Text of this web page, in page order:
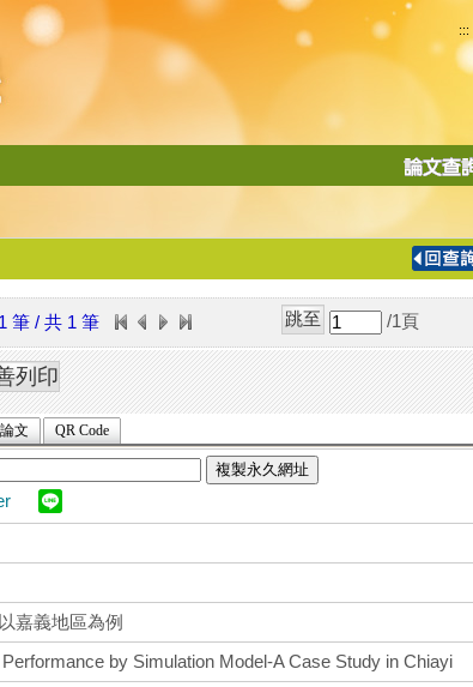
:::
導
筆 / 共 1 筆 /1 頁
文 QR Code
複製永久網址
嘉義地區為例
by Simulation Model-A Case Study in Chiayi